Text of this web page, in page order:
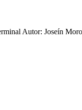
Autor: Joseín